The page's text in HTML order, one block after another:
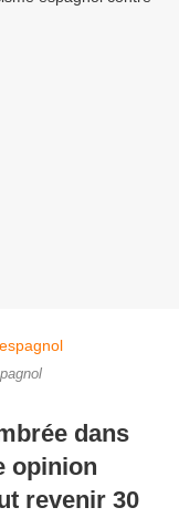
dans
opinion
revenir 30